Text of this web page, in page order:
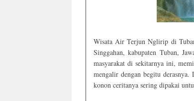
Wisata Air Terjun Nglirip di
Singgahan, kabupaten Tuban,
masyarakat di sekitarnya ini,
mengalir dengan begitu
konon ceritanya sering dipakai